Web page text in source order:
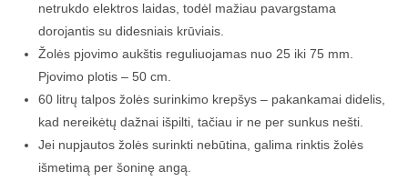
netrukdo elektros laidas, todėl mažiau pavargstama
dorojantis su didesniais krūviais.
Žolės pjovimo aukštis reguliuojamas nuo 25 iki 75 mm.
Pjovimo plotis – 50 cm.
60 litrų talpos žolės surinkimo krepšys – pakankamai didelis,
kad nereikėtų dažnai išpilti, tačiau ir ne per sunkus nešti.
Jei nupjautos žolės surinkti nebūtina, galima rinktis žolės
išmetimą per šoninę angą.